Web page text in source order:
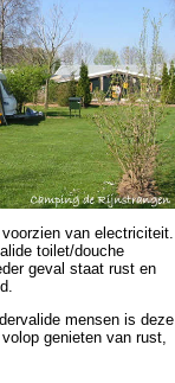
van electriciteit.
toilet/douche
geval staat rust en
mensen is deze
genieten van rust,